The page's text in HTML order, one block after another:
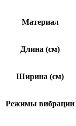
Материал
Длина (см)
Ширина (см)
Режимы вибрации